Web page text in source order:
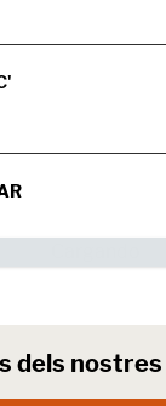
dels